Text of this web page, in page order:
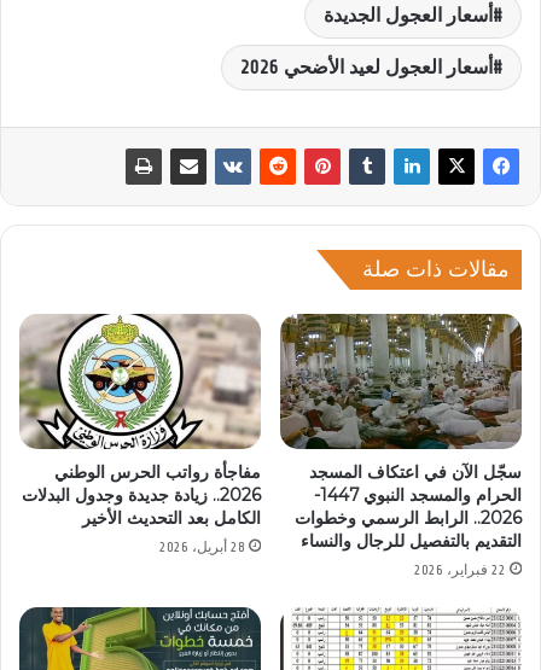
أسعار العجول الجديدة
أسعار العجول لعيد الأضحي 2026
مقالات ذات صلة
سجّل الآن في اعتكاف المسجد
الحرام والمسجد النبوي 1447-
2026.. الرابط الرسمي وخطوات
التقديم بالتفصيل للرجال والنساء
22 فبراير، 2026
مفاجأة رواتب الحرس الوطني
2026.. زيادة جديدة وجدول البدلات
الكامل بعد التحديث الأخير
28 أبريل، 2026